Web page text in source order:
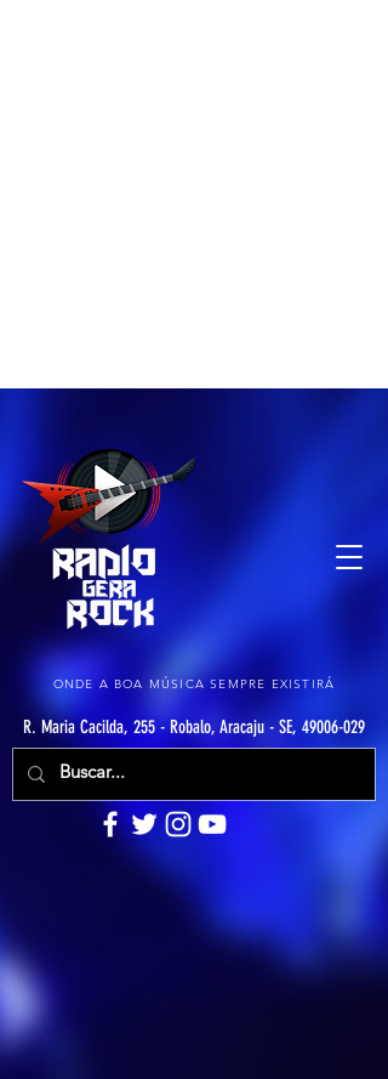
ONDE A BOA MÚSICA SEMPRE EXISTIRÁ
R. Maria Cacilda, 255 - Robalo, Aracaju - SE, 49006-029